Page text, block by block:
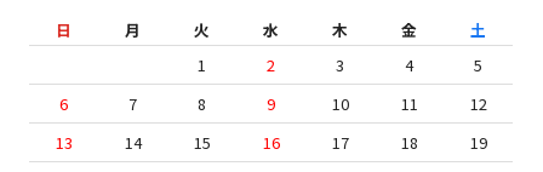
日
月 火 水 木 金
土
1
2 3 4
5
6
7 8 9 10 11
12
13
14 15 16 17 18
19